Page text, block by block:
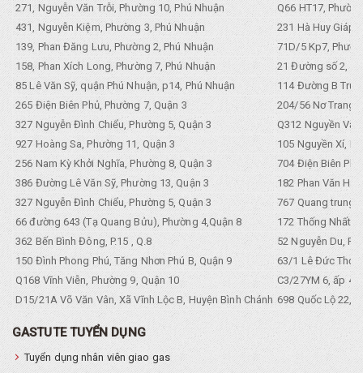
271, Nguyễn Văn Trỗi, Phường 10, Phú Nhuận
Q66 HT17,
431, Nguyễn Kiệm, Phường 3, Phú Nhuận
231 Hà Huy Giáp,
139, Phan Đăng Lưu, Phường 2, Phú Nhuận
71D/5 Kp7,
158, Phan Xích Long, Phường 7, Phú Nhuận
21 Đường số 2,
85 Lê Văn Sỹ, quận Phú Nhuận, p14, Phú Nhuận
114 Đường B
265 Điện Biên Phủ, Phường 7, Quận 3
204/56 Nơ Trang
327 Nguyễn Đình Chiểu, Phường 5, Quận 3
Q312 Nguyền
927 Hoàng Sa, Phường 11, Quận 3
105 Nguyền Xí,
256 Nam Kỳ Khởi Nghĩa, Phường 8, Quận 3
704 Điện Biên
386 Đường Lê Văn Sỹ, Phường 13, Quận 3
182 Phan Văn
327 Nguyễn Đình Chiểu, Phường 5, Quận 3
767 Quang trung,
66 đường 643 (Tạ Quang Bửu), Phường 4,Quận 8
172 Thống Nhất.
362 Bến Bình Đông, P.15 , Q.8
52 Nguyễn Du,
150 Đình Phong Phú, Tăng Nhơn Phú B, Quận 9
63/1 Lê Đức Thọ,
Q168 Vĩnh Viễn, Phường 9, Quận 10
C3/27YM 6, ấp 4,
D15/21A Võ Văn Vân, Xã Vĩnh Lộc B, Huyện Bình Chánh 698 Quốc Lộ 22,
GASTUTE TUYỂN DỤNG
Tuyển dụng nhân viên giao gas